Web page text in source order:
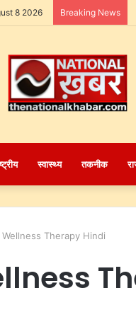
8 2026 Breaking News
स्वास्थ्य तकनीक
Wellness Therapy Hindi